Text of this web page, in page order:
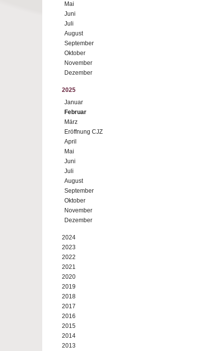
Mai
Juni
Juli
August
September
Oktober
November
Dezember
2025
Januar
Februar
März
Eröffnung CJZ
April
Mai
Juni
Juli
August
September
Oktober
November
Dezember
2024
2023
2022
2021
2020
2019
2018
2017
2016
2015
2014
2013